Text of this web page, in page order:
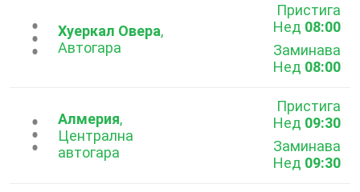
...Хуеркал Овера,
Автогара
Пристига
Нед 08:00
Заминава
Нед 08:00
...Алмерия,
Централна
автогара
Пристига
Нед 09:30
Заминава
Нед 09:30